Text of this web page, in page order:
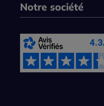
Notre société